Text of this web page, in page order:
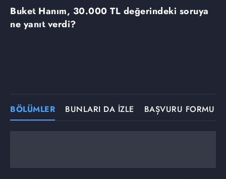
Buket Hanım, 30.000 TL değerindeki soruya
ne yanıt verdi?
BÖLÜMLER BUNLARI DA İZLE BAŞVURU FORMU